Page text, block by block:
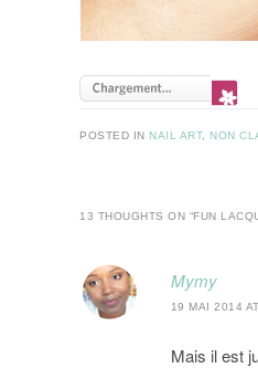
POSTED IN NAIL ART, NON
13 THOUGHTS ON “FUN
Mymy
19 MAI 2014
Mais il est